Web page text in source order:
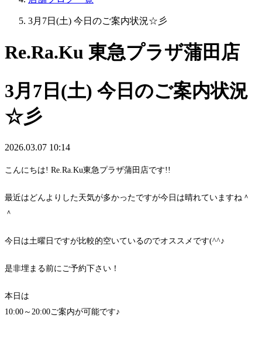
3月7日(土) 今日のご案内状況☆彡
Re.Ra.Ku 東急プラザ蒲田店
3月7日(土) 今日のご案内状況
☆彡
2026.03.07 10:14
こんにちは! Re.Ra.Ku東急プラザ蒲田店です!!
最近はどんよりした天気が多かったですが今日は晴れていますね＾
＾
今日は土曜日ですが比較的空いているのでオススメです(^^♪
是非埋まる前にご予約下さい！
本日は
10:00～20:00ご案内が可能です♪